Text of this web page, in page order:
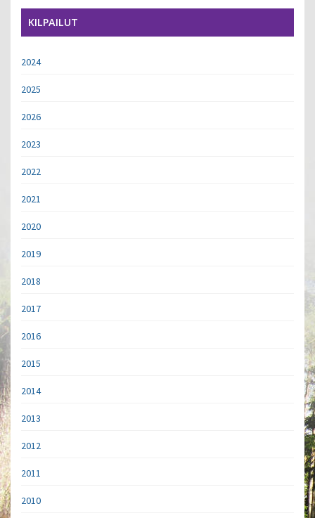
KILPAILUT
2024
2025
2026
2023
2022
2021
2020
2019
2018
2017
2016
2015
2014
2013
2012
2011
2010